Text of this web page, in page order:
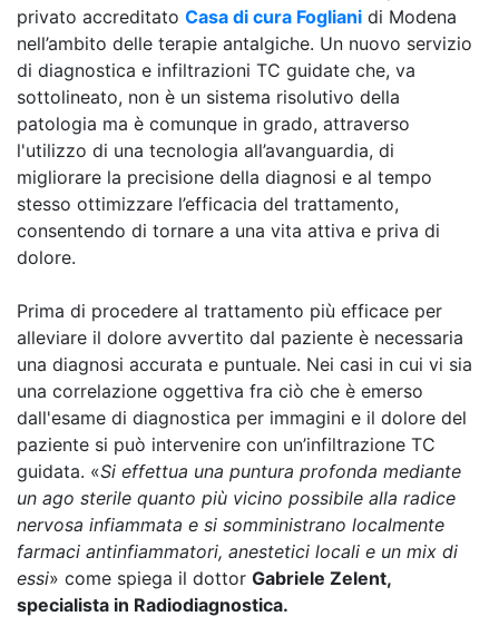
privato accreditato Casa di cura Fogliani di Modena
nell’ambito delle terapie antalgiche. Un nuovo servizio
di diagnostica e infiltrazioni TC guidate che, va
sottolineato, non è un sistema risolutivo della
patologia ma è comunque in grado, attraverso
l'utilizzo di una tecnologia all’avanguardia, di
migliorare la precisione della diagnosi e al tempo
stesso ottimizzare l’efficacia del trattamento,
consentendo di tornare a una vita attiva e priva di
dolore.
Prima di procedere al trattamento più efficace per
alleviare il dolore avvertito dal paziente è necessaria
una diagnosi accurata e puntuale. Nei casi in cui vi sia
una correlazione oggettiva fra ciò che è emerso
dall'esame di diagnostica per immagini e il dolore del
paziente si può intervenire con un’infiltrazione TC
guidata. «Si effettua una puntura profonda mediante
un ago sterile quanto più vicino possibile alla radice
nervosa infiammata e si somministrano localmente
farmaci antinfiammatori, anestetici locali e un mix di
essi» come spiega il dottor Gabriele Zelent,
specialista in Radiodiagnostica.